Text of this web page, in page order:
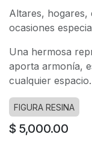
Altares, hogares,
ocasiones
Una hermosa
aporta armonía,
cualquier espacio.
FIGURA RESINA
$ 5,000.00